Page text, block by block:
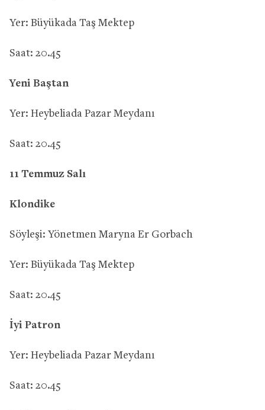
Yer: Büyükada Taş Mektep
Saat: 20.45
Yeni Baştan
Yer: Heybeliada Pazar Meydanı
Saat: 20.45
11 Temmuz Salı
Klondike
Söyleşi: Yönetmen Maryna Er Gorbach
Yer: Büyükada Taş Mektep
Saat: 20.45
İyi Patron
Yer: Heybeliada Pazar Meydanı
Saat: 20.45